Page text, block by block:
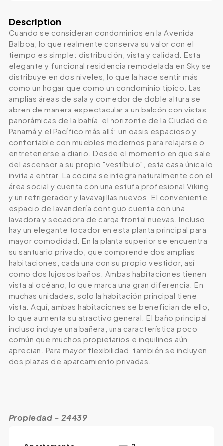
Description
Cuando se consideran condominios en la Avenida
Balboa, lo que realmente conserva su valor con el
tiempo es simple: distribución, vista y calidad. Esta
elegante y funcional residencia remodelada en Sky se
distribuye en dos niveles, lo que la hace sentir más
como un hogar que como un condominio típico. Las
amplias áreas de sala y comedor de doble altura se
abren de manera espectacular a un balcón con vistas
panorámicas de la bahía, el horizonte de la Ciudad de
Panamá y el Pacífico más allá: un oasis espacioso y
confortable con muebles modernos para relajarse o
entretenerse a diario. Desde el momento en que sale
del ascensor a su propio "vestíbulo", esta casa única lo
invita a entrar. La cocina se integra naturalmente con el
área social y cuenta con una estufa profesional Viking
y un refrigerador y lavavajillas nuevos. El conveniente
espacio de lavandería contiguo cuenta con una
lavadora y secadora de carga frontal nuevas. Incluso
hay un elegante tocador en esta planta principal para
mayor comodidad. En la planta superior se encuentra
su santuario privado, que comprende dos amplias
habitaciones, cada una con su propio vestidor, así
como dos lujosos baños. Ambas habitaciones tienen
vista al océano, lo que marca una gran diferencia. En
muchas unidades, solo la habitación principal tiene
vista. Aquí, ambas habitaciones se benefician de ello,
lo que aumenta su atractivo general. El baño principal
incluso incluye una bañera, una característica poco
común que muchos propietarios e inquilinos aún
aprecian. Para mayor flexibilidad, también se incluyen
dos plazas de aparcamiento privadas.
Propiedad - 24439